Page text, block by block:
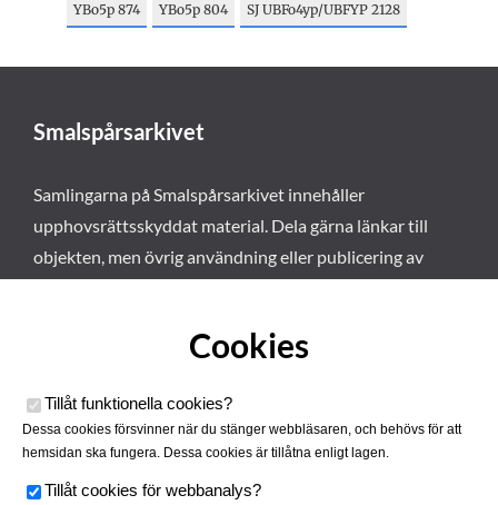
YBo5p 874 YBo5p 804 SJ UBFo4yp/UBFYP 2128
Smalspårsarkivet
Samlingarna på Smalspårsarkivet innehåller
upphovsrättsskyddat material. Dela gärna länkar till
objekten, men övrig användning eller publicering av
Cookies
Tillåt funktionella cookies?
Dessa cookies försvinner när du stänger webbläsaren, och behövs för att
hemsidan ska fungera. Dessa cookies är tillåtna enligt lagen.
Tillåt cookies för webbanalys?